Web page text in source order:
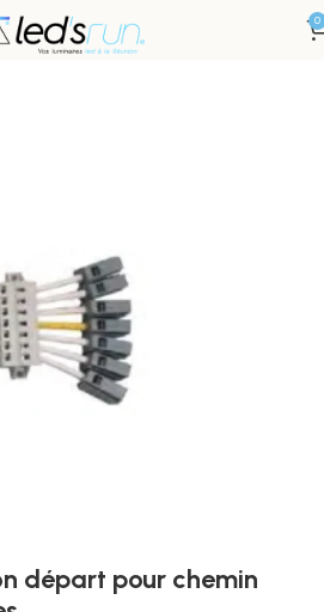
0
Luminaires Lineaires
départ pour chemin